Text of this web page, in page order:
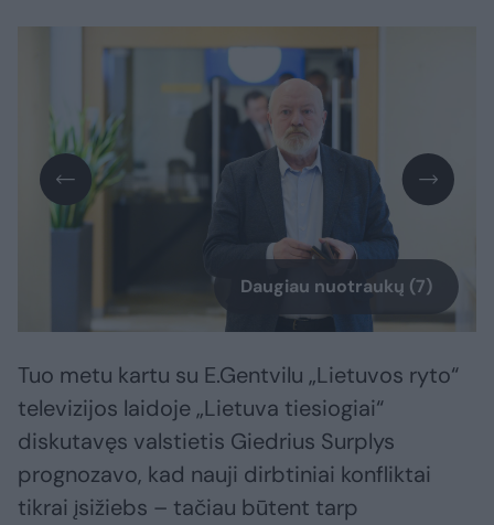
Daugiau nuotraukų (7)
Tuo metu kartu su E.Gentvilu „Lietuvos ryto“
televizijos laidoje „Lietuva tiesiogiai“
diskutavęs valstietis Giedrius Surplys
prognozavo, kad nauji dirbtiniai konfliktai
tikrai įsižiebs – tačiau būtent tarp